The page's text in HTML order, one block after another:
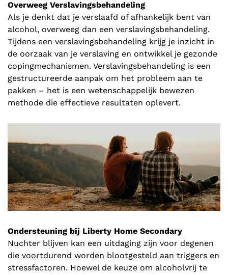
Overweeg Verslavingsbehandeling
Als je denkt dat je verslaafd of afhankelijk bent van
alcohol, overweeg dan een verslavingsbehandeling.
Tijdens een verslavingsbehandeling krijg je inzicht in
de oorzaak van je verslaving en ontwikkel je gezonde
copingmechanismen. Verslavingsbehandeling is een
gestructureerde aanpak om het probleem aan te
pakken – het is een wetenschappelijk bewezen
methode die effectieve resultaten oplevert.
Ondersteuning bij Liberty Home Secondary
Nuchter blijven kan een uitdaging zijn voor degenen
die voortdurend worden blootgesteld aan triggers en
stressfactoren. Hoewel de keuze om alcoholvrij te